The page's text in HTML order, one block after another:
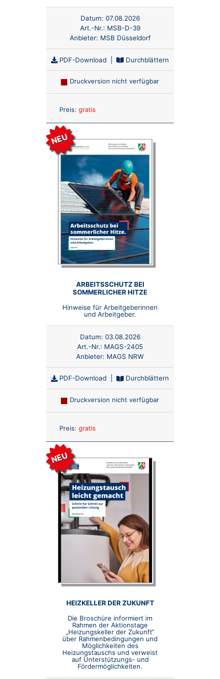
Datum: 07.08.2026
Art.-Nr.: MSB-D-39
Anbieter: MSB Düsseldorf
PDF-Download Durchblättern
Druckversion nicht verfügbar
Preis: gratis
NEU
ARBEITSSCHUTZ BEI
SOMMERLICHER HITZE
Hinweise für Arbeitgeberinnen
und Arbeitgeber.
Datum: 03.08.2026
Art.-Nr.: MAGS-2405
Anbieter: MAGS NRW
PDF-Download Durchblättern
Druckversion nicht verfügbar
Preis: gratis
NEU
HEIZKELLER DER ZUKUNFT
Die Broschüre informiert im
Rahmen der Aktionstage
„Heizungskeller der Zukunft“
über Rahmenbedingungen und
Möglichkeiten des
Heizungstauschs und verweist
auf Unterstützungs- und
Fördermöglichkeiten.